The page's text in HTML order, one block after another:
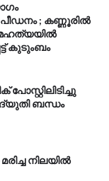
; കണ്ണൂരിൽ
കുടുംബം
പോസ്റ്റിലിടിച്ചു
ബന്ധം
നിലയിൽ